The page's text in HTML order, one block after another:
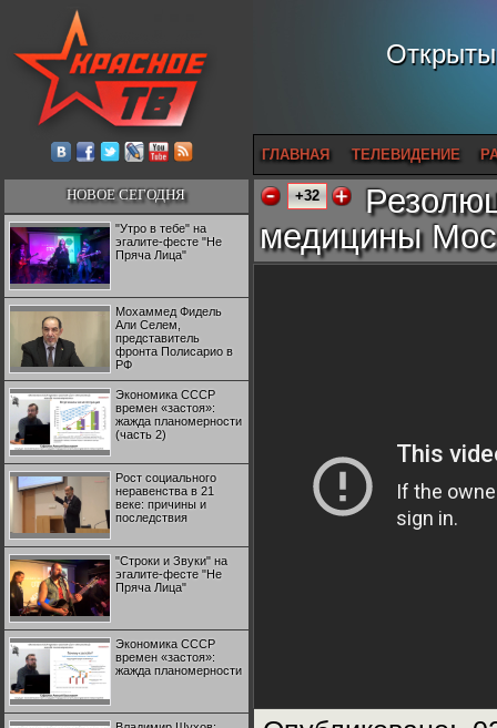
ГЛАВНАЯ ТЕЛЕВИДЕНИЕ
НОВОЕ СЕГОДНЯ
"Утро в тебе" на
эгалите-фесте "Не
Пряча Лица"
Мохаммед Фидель
Али Селем,
представитель
фронта Полисарио в
РФ
Экономика СССР
времен «застоя»:
жажда планомерности
(часть 2)
Рост социального
неравенства в 21
веке: причины и
последствия
"Строки и Звуки" на
эгалите-фесте "Не
Пряча Лица"
Экономика СССР
времен «застоя»:
жажда планомерности
+32
медицины